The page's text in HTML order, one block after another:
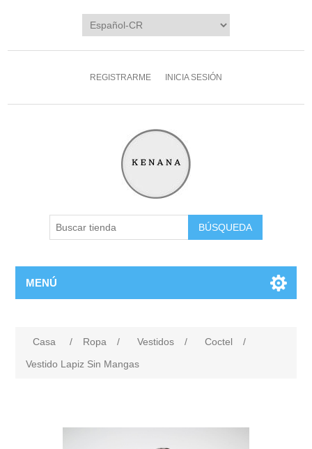
REGISTRARME INICIA SESIÓN
MENÚ
Casa / Ropa / Vestidos / Coctel
/
Vestido Lapiz Sin Mangas